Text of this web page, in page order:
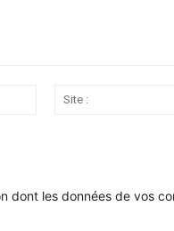
Email
dont les données de vos